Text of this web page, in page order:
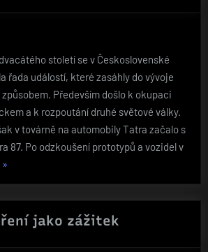
století se v Československé
řada událostí, které zasáhly do vývoje
Především došlo k okupaci
a k rozpoutání druhé světové války.
v továrně na automobily Tatra začalo s
87. Po odzkoušení prototypů a vozidel v
„Tatra
Jiří
Hanzelka
»
jako zážitek